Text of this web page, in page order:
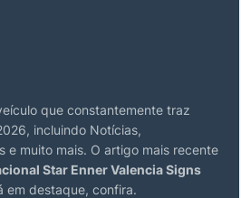
que constantemente traz
incluindo Notícias,
e muito mais. O artigo mais recente
Star Enner Valencia Signs
em destaque, confira.